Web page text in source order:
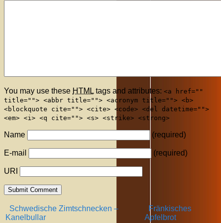
You may use these HTML tags and attributes: <a href=""
title=""> <abbr title=""> <acronym title=""> <b>
<blockquote cite=""> <cite> <code> <del datetime="">
<em> <i> <q cite=""> <s> <strike> <strong>
Name (required)
E-mail (required)
URI
Schwedische Zimtschnecken –
Kanelbullar
Fränkisches
Apfelbrot